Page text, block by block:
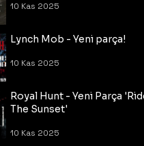
10 Kas 2025
Lynch Mob - Yeni parça!
10 Kas 2025
Royal Hunt - Yeni Parça
The Sunset'
10 Kas 2025